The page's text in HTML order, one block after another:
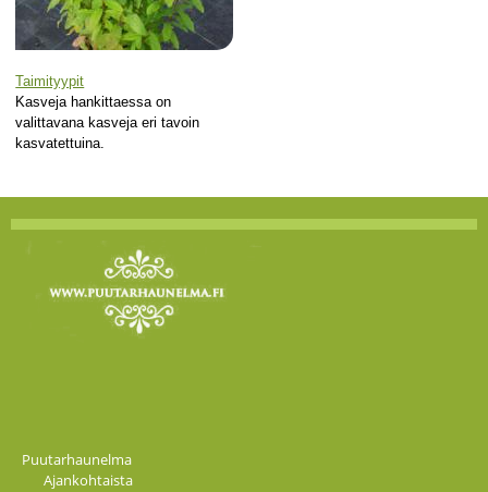
Taimityypit
Kasveja hankittaessa on
valittavana kasveja eri tavoin
kasvatettuina.
Puutarhaunelma
Ajankohtaista